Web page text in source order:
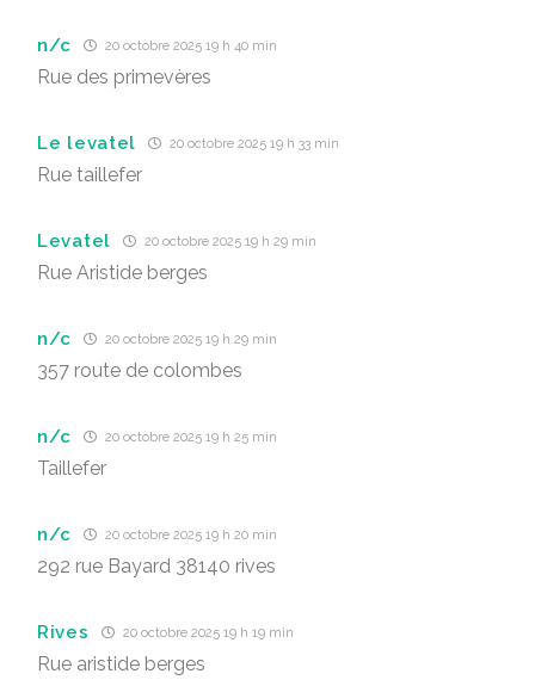
n/c 20 octobre 2025 19 h 40 min
Rue des primevères
Le levatel 20 octobre 2025 19 h 33 min
Rue taillefer
Levatel 20 octobre 2025 19 h 29 min
Rue Aristide berges
n/c 20 octobre 2025 19 h 29 min
357 route de colombes
n/c 20 octobre 2025 19 h 25 min
Taillefer
n/c 20 octobre 2025 19 h 20 min
292 rue Bayard 38140 rives
Rives 20 octobre 2025 19 h 19 min
Rue aristide berges